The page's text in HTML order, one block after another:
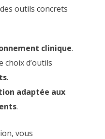
outils concrets
clinique.
choix d’outils
.
adaptée aux
.
vous